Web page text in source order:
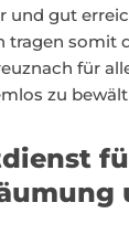
und gut
tragen somit
für
zu